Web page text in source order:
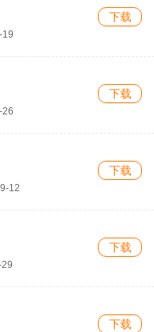
19
下载
26
下载
12
下载
下载
下载